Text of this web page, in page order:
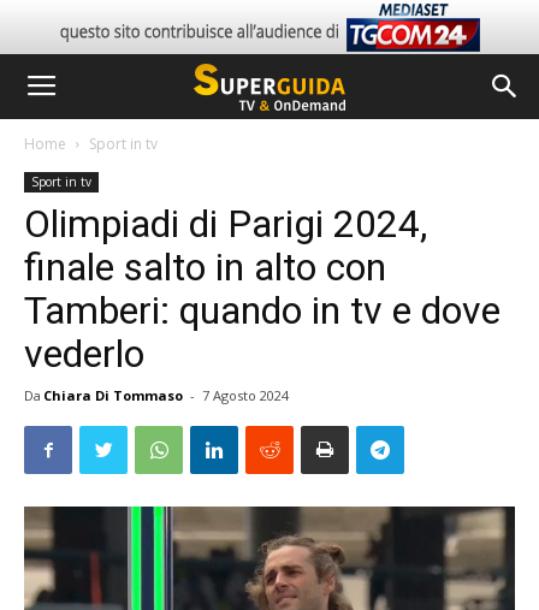
Home Sport in tv
Sport in tv
Olimpiadi di Parigi 2024,
finale salto in alto con
Tamberi: quando in tv e dove
vederlo
Da Chiara Di Tommaso - 7 Agosto 2024